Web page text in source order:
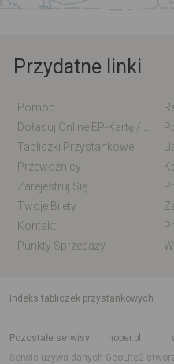
Przydatne linki
Pomoc
Tabliczki Przystankowe
Przewoźnicy
Zarejestruj Się
Twoje Bilety
Kontakt
Punkty Sprzedaży
indeks tabliczek przystankowych
Pozostałe serwisy
hoper.pl
Serwis używa danych GeoLite2